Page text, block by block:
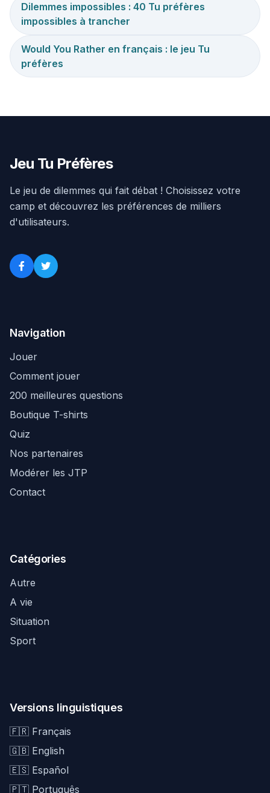
Dilemmes impossibles : 40 Tu préfères
impossibles à trancher
Would You Rather en français : le jeu Tu
préfères
Jeu Tu Préfères
Le jeu de dilemmes qui fait débat ! Choisissez votre
camp et découvrez les préférences de milliers
d'utilisateurs.
Navigation
Jouer
Comment jouer
200 meilleures questions
Boutique T-shirts
Quiz
Nos partenaires
Modérer les JTP
Contact
Catégories
Autre
A vie
Situation
Sport
Versions linguistiques
🇫🇷 Français
🇬🇧 English
🇪🇸 Español
🇵🇹 Português